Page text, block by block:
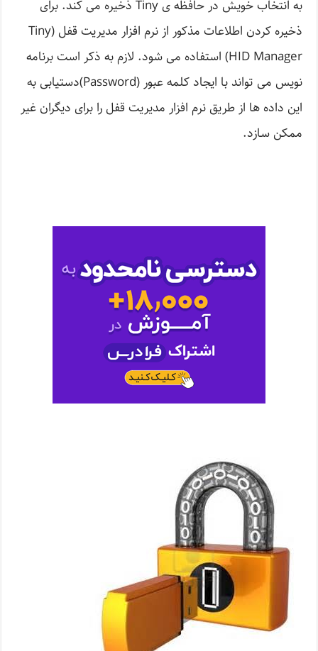
به انتخاب خویش در حافظه ی Tiny ذخیره می کند. برای
ذخیره کردن اطلاعات مذکور از نرم افزار مدیریت قفل (Tiny
HID Manager) استفاده می شود. لازم به ذکر است برنامه
نویس می تواند با ایجاد کلمه عبور (Password)دستیابی به
این داده ها از طریق نرم افزار مدیریت قفل را برای دیگران غیر
ممکن سازد.